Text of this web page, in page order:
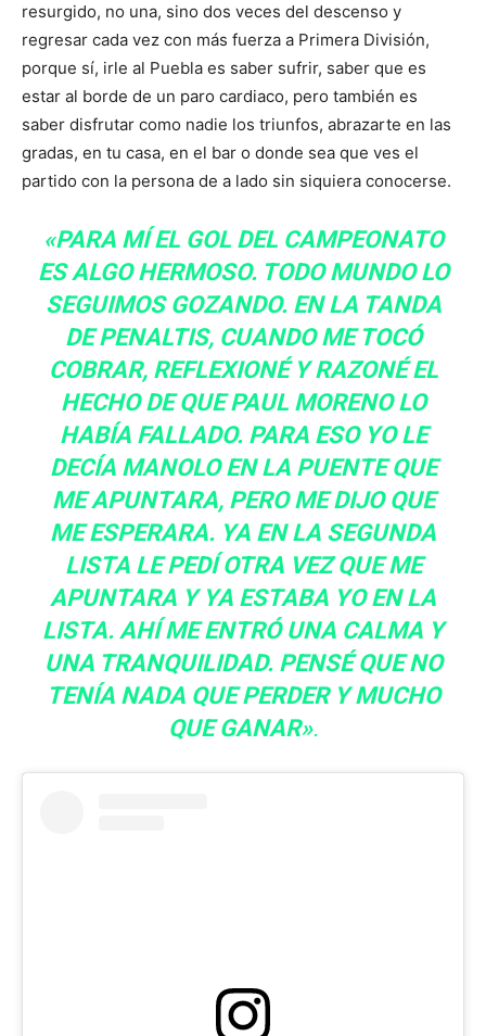
resurgido, no una, sino dos veces del descenso y
regresar cada vez con más fuerza a Primera División,
porque sí, irle al Puebla es saber sufrir, saber que es
estar al borde de un paro cardiaco, pero también es
saber disfrutar como nadie los triunfos, abrazarte en las
gradas, en tu casa, en el bar o donde sea que ves el
partido con la persona de a lado sin siquiera conocerse.
«PARA MÍ EL GOL DEL CAMPEONATO
ES ALGO HERMOSO. TODO MUNDO LO
SEGUIMOS GOZANDO. EN LA TANDA
DE PENALTIS, CUANDO ME TOCÓ
COBRAR, REFLEXIONÉ Y RAZONÉ EL
HECHO DE QUE PAUL MORENO LO
HABÍA FALLADO. PARA ESO YO LE
DECÍA MANOLO EN LA PUENTE QUE
ME APUNTARA, PERO ME DIJO QUE
ME ESPERARA. YA EN LA SEGUNDA
LISTA LE PEDÍ OTRA VEZ QUE ME
APUNTARA Y YA ESTABA YO EN LA
LISTA. AHÍ ME ENTRÓ UNA CALMA Y
UNA TRANQUILIDAD. PENSÉ QUE NO
TENÍA NADA QUE PERDER Y MUCHO
QUE GANAR».